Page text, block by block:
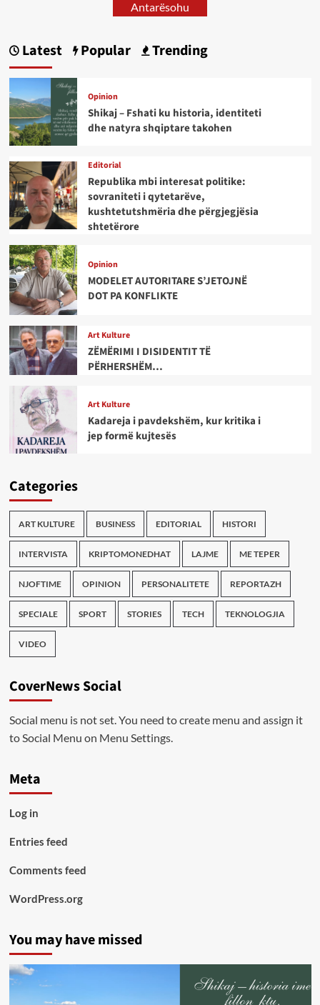
Antarësohu
Latest Popular Trending
Opinion
Shikaj – Fshati ku historia, identiteti
dhe natyra shqiptare takohen
Editorial
Republika mbi interesat politike:
sovraniteti i qytetarëve,
kushtetutshmëria dhe përgjegjësia
shtetërore
Opinion
MODELET AUTORITARE S’JETOJNË
DOT PA KONFLIKTE
Art Kulture
ZËMËRIMI I DISIDENTIT TË
PËRHERSHËM…
Art Kulture
Kadareja i pavdekshëm, kur kritika i
jep formë kujtesës
Categories
ART KULTURE BUSINESS EDITORIAL HISTORI
INTERVISTA KRIPTOMONEDHAT LAJME ME TEPER
NJOFTIME OPINION PERSONALITETE REPORTAZH
SPECIALE SPORT STORIES TECH TEKNOLOGJIA
VIDEO
CoverNews Social
Social menu is not set. You need to create menu and assign it
to Social Menu on Menu Settings.
Meta
Log in
Entries feed
Comments feed
WordPress.org
You may have missed